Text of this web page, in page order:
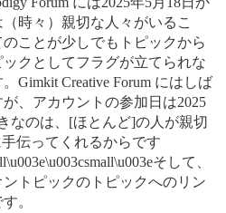
時々）親切な人々がいるこ
ことが少しでもトピックから
クとしてフラグが立てられな
Gimkit Creative Forum にはしば
、アカウントの参加日は2025
なのは、[ほとんど]の人が親切
伝ってくれるからです
そして、
トピックのトピックへのリン
。